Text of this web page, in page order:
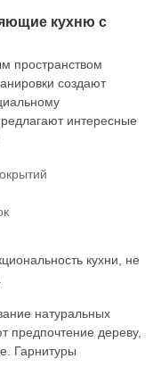
кухню с
пространством
создают
интересные
кухни, не
натуральных
предпочтение дереву,
Гарнитуры